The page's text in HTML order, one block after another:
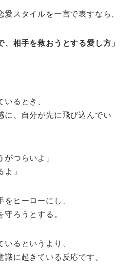
愛スタイルを一言で表すなら、
、相手を救おうとする愛し方」
るとき、
に、自分が先に飛び込んでい
がつらいよ」
よ」
をヒーローにし、
ろうとする。
いるというより、
識に起きている反応です。